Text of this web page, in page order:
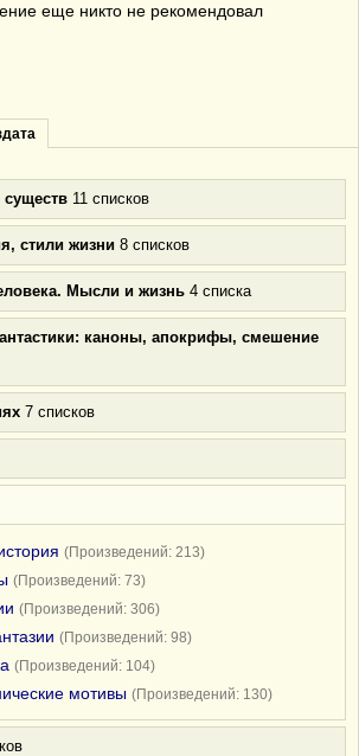
еще никто не рекомендовал
11 списков
стили жизни 8 списков
Мысли и жизнь 4 списка
каноны, апокрифы, смешение
7 списков
(Произведений: 213)
(Произведений: 73)
(Произведений: 306)
(Произведений: 98)
(Произведений: 104)
мотивы (Произведений: 130)